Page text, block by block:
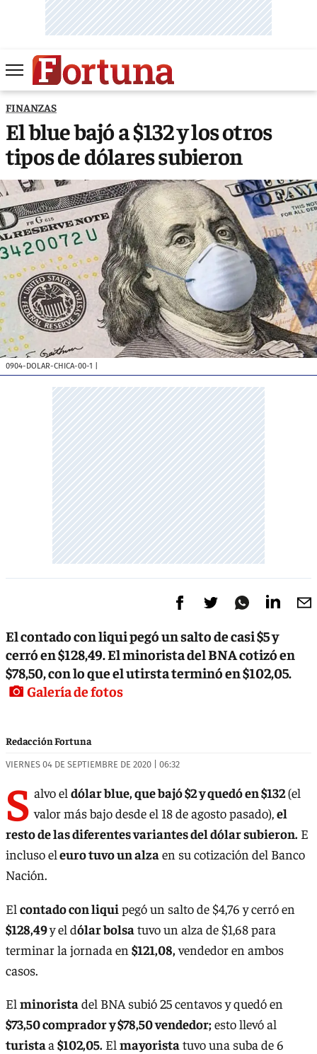
FINANZAS
El blue bajó a $132 y los otros
tipos de dólares subieron
0904-DOLAR-CHICA-00-1
El contado con liqui pegó un salto de casi $5 y
cerró en $128,49. El minorista del BNA cotizó en
$78,50, con lo que el utirsta terminó en $102,05.
Galería de fotos
Redacción Fortuna
VIERNES 04 DE SEPTIEMBRE DE 2020 | 06:32
S alvo el dólar blue, que bajó $2 y quedó en $132(el
valor más bajo desde el 18 de agosto pasado),el
resto de las diferentes variantes del dólar subieron. E
incluso eleuro tuvo un alzaen su cotización del Banco
Nación.
El contado con liqui pegó un salto de $4,76 y cerró en
$128,49y el dólar bolsatuvo un alza de $1,68 para
terminar la jornada en $121,08,vendedor en ambos
casos.
El minoristadel BNA subió 25 centavos y quedó en
$73,50 comprador y $78,50 vendedor;esto llevó al
turistaa $102,05. El mayoristatuvo una suba de 6